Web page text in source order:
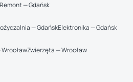
— Gdańsk
— GdańskElektronika — Gdańsk
Zwierzęta — Wrocław